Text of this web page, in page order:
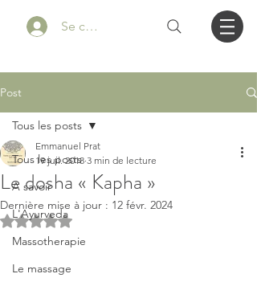
Se connecter
Post
Tous les posts
A savoir
L'Ayurveda
Massotherapie
Le massage
Tous les posts
Le dosha « Kapha »
Emmanuel Prat
19 juil. 2018 3 min de lecture
Dernière mise à jour : 12 févr. 2024
Noté NaN étoiles sur 5.